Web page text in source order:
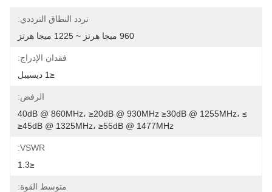
تردد النطاق الترددي:
960 ميجا هرتز ~ 1225 ميجا هرتز
فقدان الإدراج:
≤1 ديسيبل
الرفض:
≥40dB @ 860MHz، ≥20dB @ 930MHz ≥30dB @ 1255MHz،
≥45dB @ 1325MHz، ≥55dB @ 1477MHz
VSWR:
≤1.3
متوسط ​​القوة: